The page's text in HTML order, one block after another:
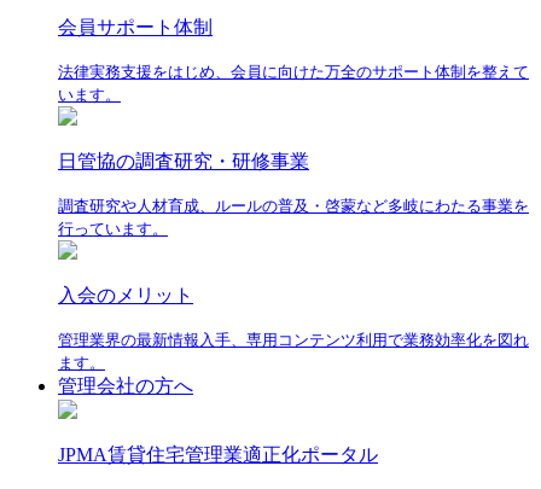
会員サポート体制
法律実務支援をはじめ、会員に向けた万全のサポート体制を整えて
います。
日管協の調査研究・研修事業
調査研究や人材育成、ルールの普及・啓蒙など多岐にわたる事業を
行っています。
入会のメリット
管理業界の最新情報入手、専用コンテンツ利用で業務効率化を図れ
ます。
管理会社の方へ
JPMA賃貸住宅管理業適正化ポータル